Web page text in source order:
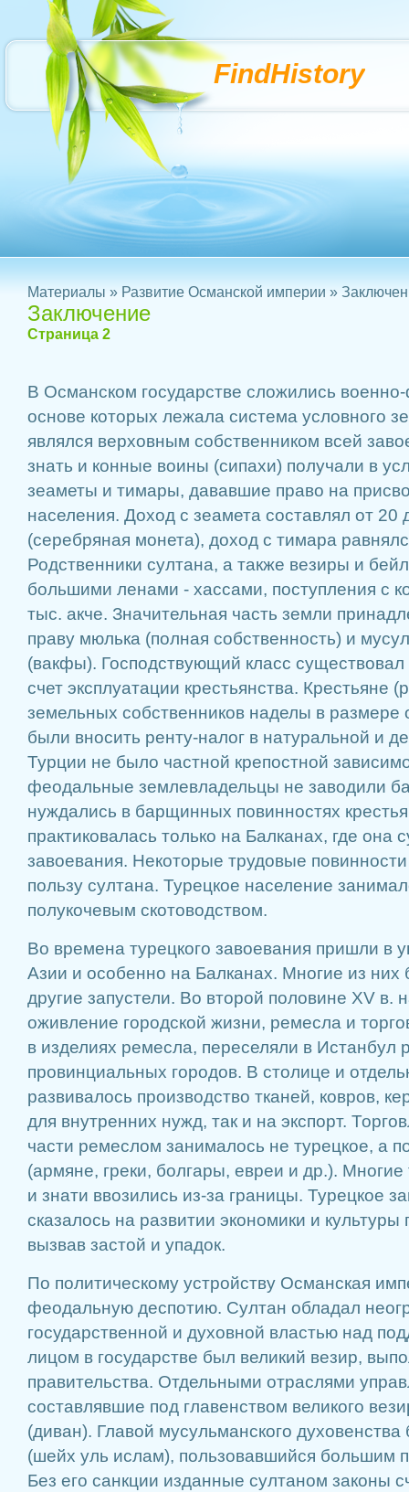
FindHistory
Материалы » Развитие Османской империи »
Заключение
Страница 2
В Османском государстве сложились
основе которых лежала система условного
являлся верховным собственником всей
знать и конные воины (сипахи) получали в
зеаметы и тимары, дававшие право на
населения. Доход с зеамета составлял от 20
(серебряная монета), доход с тимара
Родственники султана, а также везиры и
большими ленами - хассами, поступления с
тыс. акче. Значительная часть земли
праву мюлька (полная собственность) и
(вакфы). Господствующий класс
счет эксплуатации крестьянства. Крестьяне
земельных собственников наделы в размере
были вносить ренту-налог в натуральной и
Турции не было частной крепостной
феодальные землевладельцы не заводили
нуждались в барщинных повинностях
практиковалась только на Балканах, где она
завоевания. Некоторые трудовые
пользу султана. Турецкое население
полукочевым скотоводством.
Во времена турецкого завоевания пришли в
Азии и особенно на Балканах. Многие из
другие запустели. Во второй половине XV в.
оживление городской жизни, ремесла и
в изделиях ремесла, переселяли в Истанбул
провинциальных городов. В столице и
развивалось производство тканей, ковров,
для внутренних нужд, так и на экспорт.
части ремеслом занималось не турецкое, а
(армяне, греки, болгары, евреи и др.).
и знати ввозились из-за границы. Турецкое
сказалось на развитии экономики и
вызвав застой и упадок.
По политическому устройству Османская
феодальную деспотию. Султан обладал
государственной и духовной властью над
лицом в государстве был великий везир,
правительства. Отдельными отраслями
составлявшие под главенством великого
(диван). Главой мусульманского
(шейх уль ислам), пользовавшийся большим
Без его санкции изданные султаном законы